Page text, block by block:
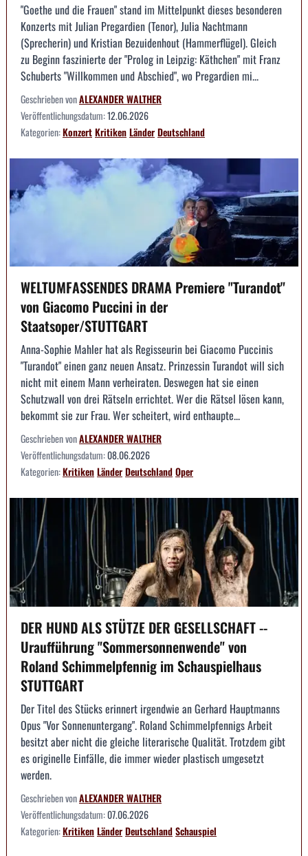
"Goethe und die Frauen" stand im Mittelpunkt dieses besonderen
Konzerts mit Julian Pregardien (Tenor), Julia Nachtmann
(Sprecherin) und Kristian Bezuidenhout (Hammerflügel). Gleich
zu Beginn faszinierte der "Prolog in Leipzig: Käthchen" mit Franz
Schuberts "Willkommen und Abschied", wo Pregardien mi...
Geschrieben vonALEXANDER WALTHER
Veröffentlichungsdatum:12.06.2026
Kategorien:KonzertKritikenLänderDeutschland
WELTUMFASSENDES DRAMA Premiere "Turandot"
von Giacomo Puccini in der
Staatsoper/STUTTGART
Anna-Sophie Mahler hat als Regisseurin bei Giacomo Puccinis
"Turandot" einen ganz neuen Ansatz. Prinzessin Turandot will sich
nicht mit einem Mann verheiraten. Deswegen hat sie einen
Schutzwall von drei Rätseln errichtet. Wer die Rätsel lösen kann,
bekommt sie zur Frau. Wer scheitert, wird enthaupte...
Geschrieben vonALEXANDER WALTHER
Veröffentlichungsdatum:08.06.2026
Kategorien:KritikenLänderDeutschlandOper
DER HUND ALS STÜTZE DER GESELLSCHAFT --
Uraufführung "Sommersonnenwende" von
Roland Schimmelpfennig im Schauspielhaus
STUTTGART
Der Titel des Stücks erinnert irgendwie an Gerhard Hauptmanns
Opus "Vor Sonnenuntergang". Roland Schimmelpfennigs Arbeit
besitzt aber nicht die gleiche literarische Qualität. Trotzdem gibt
es originelle Einfälle, die immer wieder plastisch umgesetzt
werden.
Geschrieben vonALEXANDER WALTHER
Veröffentlichungsdatum:07.06.2026
Kategorien:KritikenLänderDeutschlandSchauspiel